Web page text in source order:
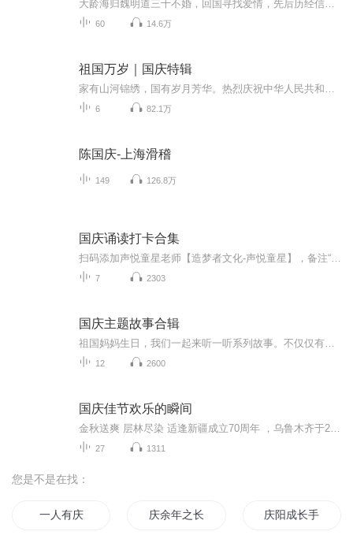
60 14.6万
祖国万岁｜国庆特辑
6 82.1万
陈国庆-上海滑稽
149 126.8万
国庆诵读打卡合集
7 2303
国庆主题故事合辑
12 2600
国庆佳节欢乐的瞬间
27 1311
您是不是在找：
一人有庆 庆余年之长歌行 庆阳成长手札